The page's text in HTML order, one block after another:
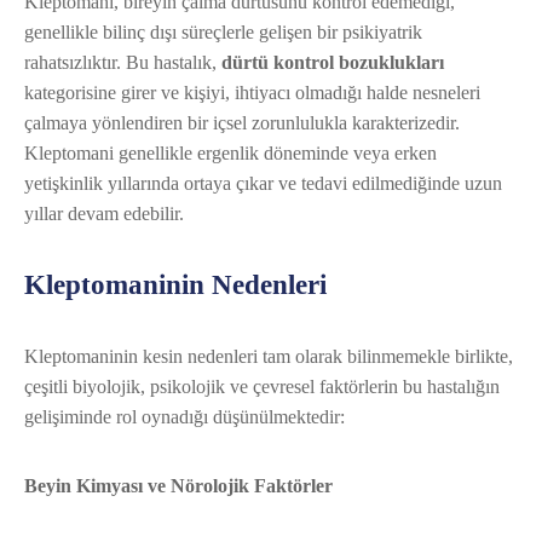
genellikle bilinç dışı süreçlerle gelişen bir psikiyatrik
rahatsızlıktır. Bu hastalık, dürtü kontrol bozuklukları
kategorisine girer ve kişiyi, ihtiyacı olmadığı halde nesneleri
çalmaya yönlendiren bir içsel zorunlulukla karakterizedir.
Kleptomani genellikle ergenlik döneminde veya erken
yetişkinlik yıllarında ortaya çıkar ve tedavi edilmediğinde uzun
yıllar devam edebilir.
Kleptomaninin Nedenleri
Kleptomaninin kesin nedenleri tam olarak bilinmemekle birlikte,
çeşitli biyolojik, psikolojik ve çevresel faktörlerin bu hastalığın
gelişiminde rol oynadığı düşünülmektedir:
Beyin Kimyası ve Nörolojik Faktörler